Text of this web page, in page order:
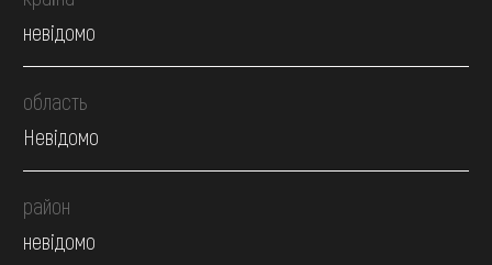
невідомо
область
Невідомо
район
невідомо